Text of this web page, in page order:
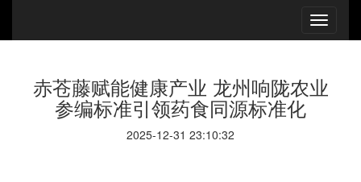
赤苍藤赋能健康产业 龙州响陇农业
参编标准引领药食同源标准化
2025-12-31 23:10:32